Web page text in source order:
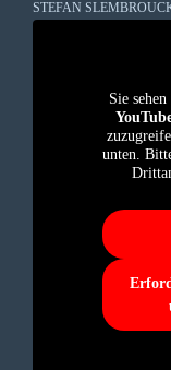
STEFAN
Sie
unten.